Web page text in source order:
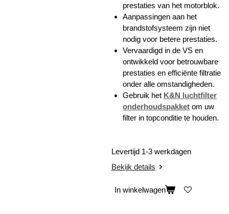
prestaties van het motorblok.
Aanpassingen aan het
brandstofsysteem zijn niet
nodig voor betere prestaties.
Vervaardigd in de VS en
ontwikkeld voor betrouwbare
prestaties en efficiënte filtratie
onder alle omstandigheden.
Gebruik het K&N luchtfilter
onderhoudspakket om uw
filter in topconditie te houden.
Levertijd 1-3 werkdagen
Bekijk details
In winkelwagen